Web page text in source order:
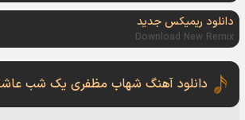
دانلود ریمیکس جدید
Download New Remix
دانلود آهنگ شهاب مظفری یک شب